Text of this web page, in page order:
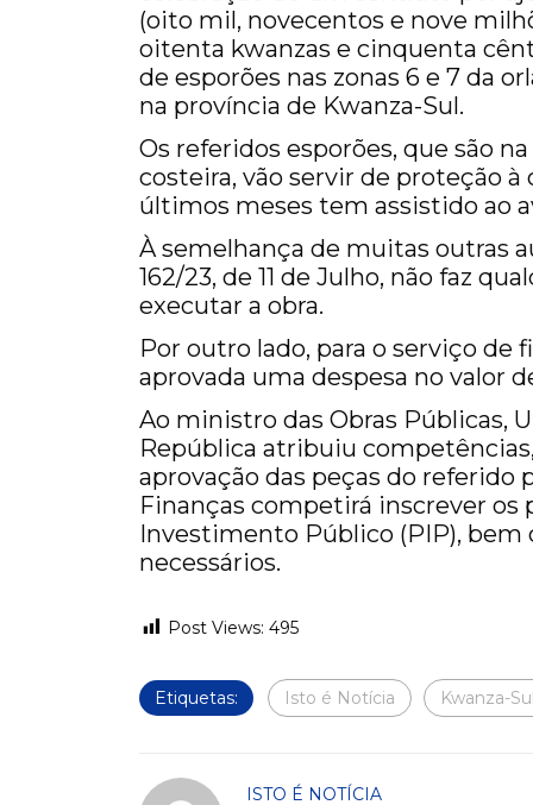
(oito mil, novecentos e nove
oitenta kwanzas e cinquenta
de esporões nas zonas 6 e 7 da
na província de Kwanza-Sul.
Os referidos esporões, que são
costeira, vão servir de proteção
últimos meses tem assistido ao
À semelhança de muitas outras
162/23, de 11 de Julho, não faz
executar a obra.
Por outro lado, para o serviço de
aprovada uma despesa no valor
Ao ministro das Obras Públicas,
República atribuiu
aprovação das peças do
Finanças competirá inscrever os
Investimento Público (PIP), bem
necessários.
Post Views: 495
Etiquetas: Isto é Notícia Kwanza-Sul
ISTO É NOTÍCIA